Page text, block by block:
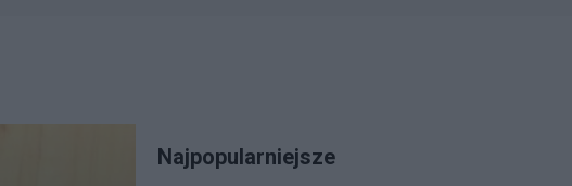
Najpopularniejsze